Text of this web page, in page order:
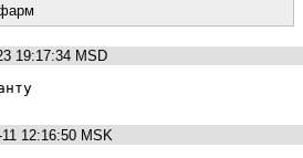
19:17:34 MSD
11 12:16:50 MSK